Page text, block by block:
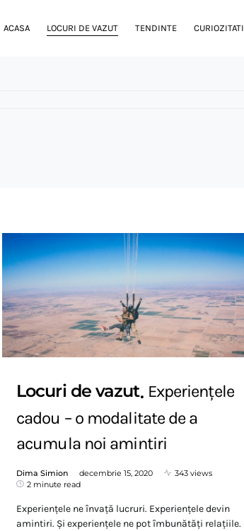
ACASA LOCURI DE VAZUT TENDINTE CURIOZITATI
Locuri de vazut Experiențele
cadou – o modalitate de a
acumula noi amintiri
Dima Simion decembrie 15, 2020
343 views
2 minute read
Experiențele ne învață lucruri. Experiențele devin
amintiri. Și experiențele ne pot îmbunătăți relațiile.